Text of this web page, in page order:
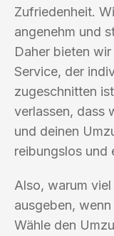
Zufriedenheit.
angenehm und
Daher bieten
Service, der
zugeschnitten
verlassen, dass
und deinen
reibungslos und
Also, warum
ausgeben,
Wähle den